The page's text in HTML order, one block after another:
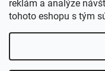
reklám a analýze
tohoto eshopu s tým
Instagram